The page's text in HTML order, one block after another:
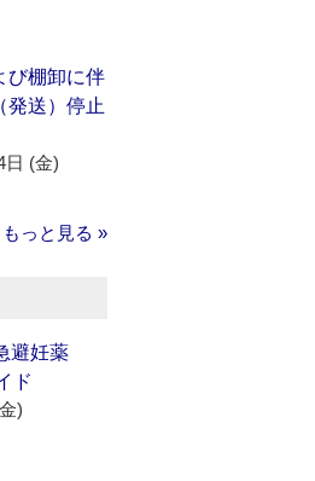
び棚卸に伴
発送）停止
日 (金)
もっと見る »
避妊薬
ド
)